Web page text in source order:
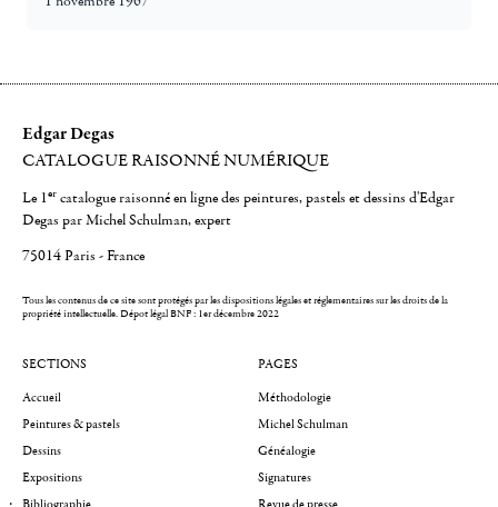
Edgar Degas
CATALOGUE RAISONNÉ NUMÉRIQUE
Le 1er catalogue raisonné en ligne des peintures, pastels et dessins d'Edgar
Degas par Michel Schulman, expert
75014 Paris - France
Tous les contenus de ce site sont protégés par les dispositions légales et réglementaires sur les droits de la
propriété intellectuelle.Dépot légal BNF : 1er décembre 2022
SECTIONS
Accueil
Peintures & pastels
Dessins
Expositions
PAGES
Méthodologie
Michel Schulman
Généalogie
Signatures